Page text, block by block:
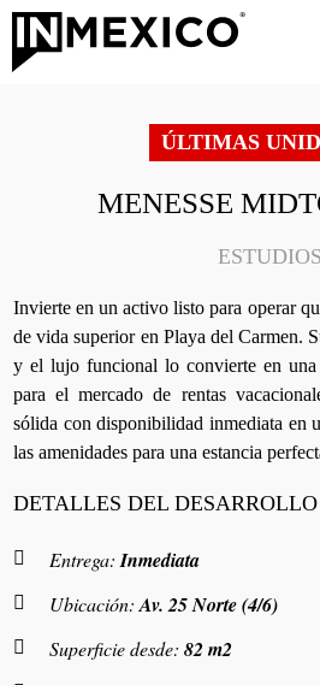
ÚLTIMAS
MENESSE
ESTUDIOS
Invierte en un activo listo para operar
de vida superior en Playa del Carmen.
y el lujo funcional lo convierte en una
para el mercado de rentas
sólida con disponibilidad inmediata en
las amenidades para una estancia
DETALLES DEL DESARROLLO
Entrega:Inmediata
Ubicación:Av. 25 Norte (4/6)
Superficie desde:82 m2